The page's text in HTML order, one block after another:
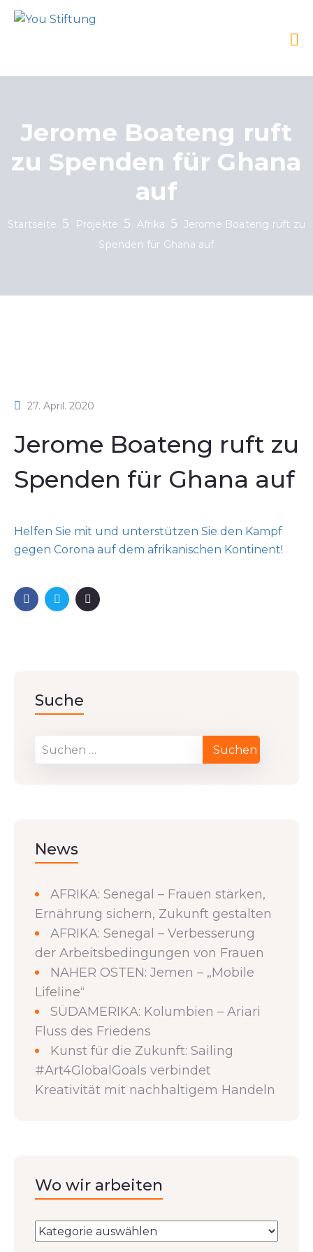
Jerome Boateng ruft
zu Spenden für Ghana
auf
Startseite Projekte Afrika
Jerome Boateng ruft zu
Spenden für Ghana auf
27. April. 2020
Jerome Boateng ruft zu
Spenden für Ghana auf
Helfen Sie mit und unterstützen Sie den Kampf
gegen Corona auf dem afrikanischen Kontinent!
Suche
News
AFRIKA: Senegal – Frauen stärken,
Ernährung sichern, Zukunft gestalten
AFRIKA: Senegal – Verbesserung
der Arbeitsbedingungen von Frauen
NAHER OSTEN: Jemen – „Mobile
Lifeline“
SÜDAMERIKA: Kolumbien – Ariari
Fluss des Friedens
Kunst für die Zukunft: Sailing
#Art4GlobalGoals verbindet
Kreativität mit nachhaltigem Handeln
Wo wir arbeiten